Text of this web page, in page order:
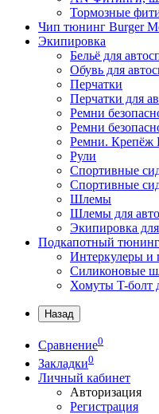
Тормозные
Чип тюнинг Burger
Экипировка
Бельё для
Обувь для
Перчатки
Перчатки для
Ремни
Ремни
Ремни. Крепёж
Рули
Спортивные
Спортивные
Шлемы
Шлемы для
Экипировка
Подкапотный тюнинг
Интеркулеры и
Силиконовые
Хомуты T-болт
Назад
Сравнение0
Закладки0
Личный кабинет
Авторизация
Регистрация